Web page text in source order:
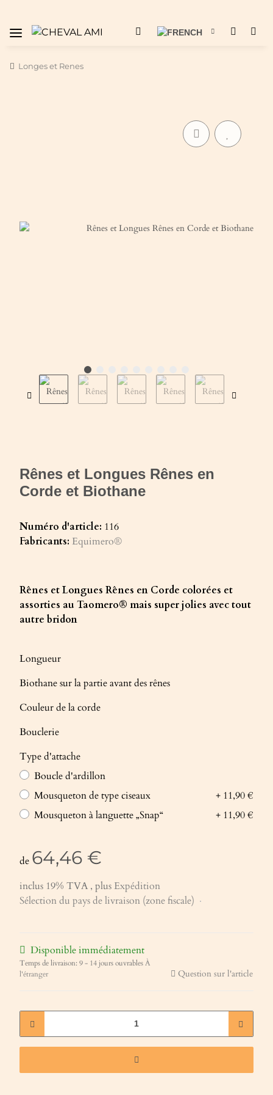
Longes et Renes
Rênes et Longues Rênes en
Corde et Biothane
Numéro d'article: 116
Fabricants: Equimero®
Rênes et Longues Rênes en Corde colorées et
assorties au Taomero® mais super jolies avec tout
autre bridon
Longueur
Biothane sur la partie avant des rênes
Couleur de la corde
Bouclerie
Type d'attache
Boucle d'ardillon
Mousqueton de type ciseaux
+ 11,90 €
Mousqueton à languette „Snap“
+ 11,90 €
de 64,46 €
inclus 19% TVA , plusExpédition
Sélection du pays de livraison (zone fiscale)
Disponible immédiatement
Temps de livraison:9 - 14 jours ouvrablesÀ
l'étranger
Question sur l'article